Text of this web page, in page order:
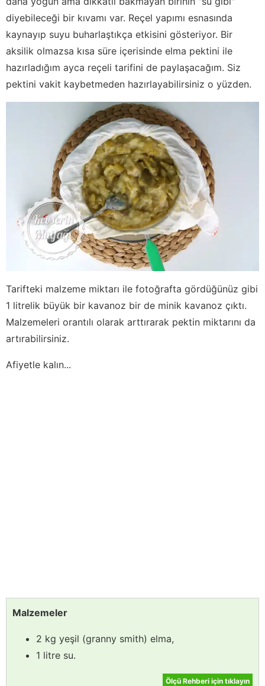
diyebileceği bir kıvamı var. Reçel yapımı esnasında
kaynayıp suyu buharlaştıkça etkisini gösteriyor. Bir
aksilik olmazsa kısa süre içerisinde elma pektini ile
hazırladığım ayca reçeli tarifini de paylaşacağım. Siz
pektini vakit kaybetmeden hazırlayabilirsiniz o yüzden.
Tarifteki malzeme miktarı ile fotoğrafta gördüğünüz gibi
1 litrelik büyük bir kavanoz bir de minik kavanoz çıktı.
Malzemeleri orantılı olarak arttırarak pektin miktarını da
artırabilirsiniz.
Afiyetle kalın...
Malzemeler
2 kg yeşil (granny smith) elma,
1 litre su.
Ölçü Rehberi için tıklayın